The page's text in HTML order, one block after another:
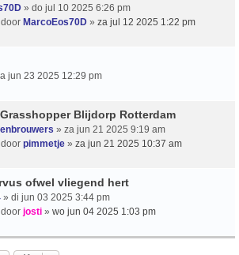
» do jul 10 2025 6:26 pm
MarcoEos70D » za jul 12 2025 1:22 pm
jun 23 2025 12:29 pm
Blijdorp Rotterdam
» za jun 21 2025 9:19 am
pimmetje » za jun 21 2025 10:37 am
ofwel vliegend hert
» di jun 03 2025 3:44 pm
josti » wo jun 04 2025 1:03 pm